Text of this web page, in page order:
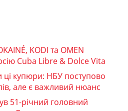
KODI та OMEN
Cuba Libre & Dolce Vita
ці купюри: НБУ поступово
але є важливий нюанс
51-річний головний